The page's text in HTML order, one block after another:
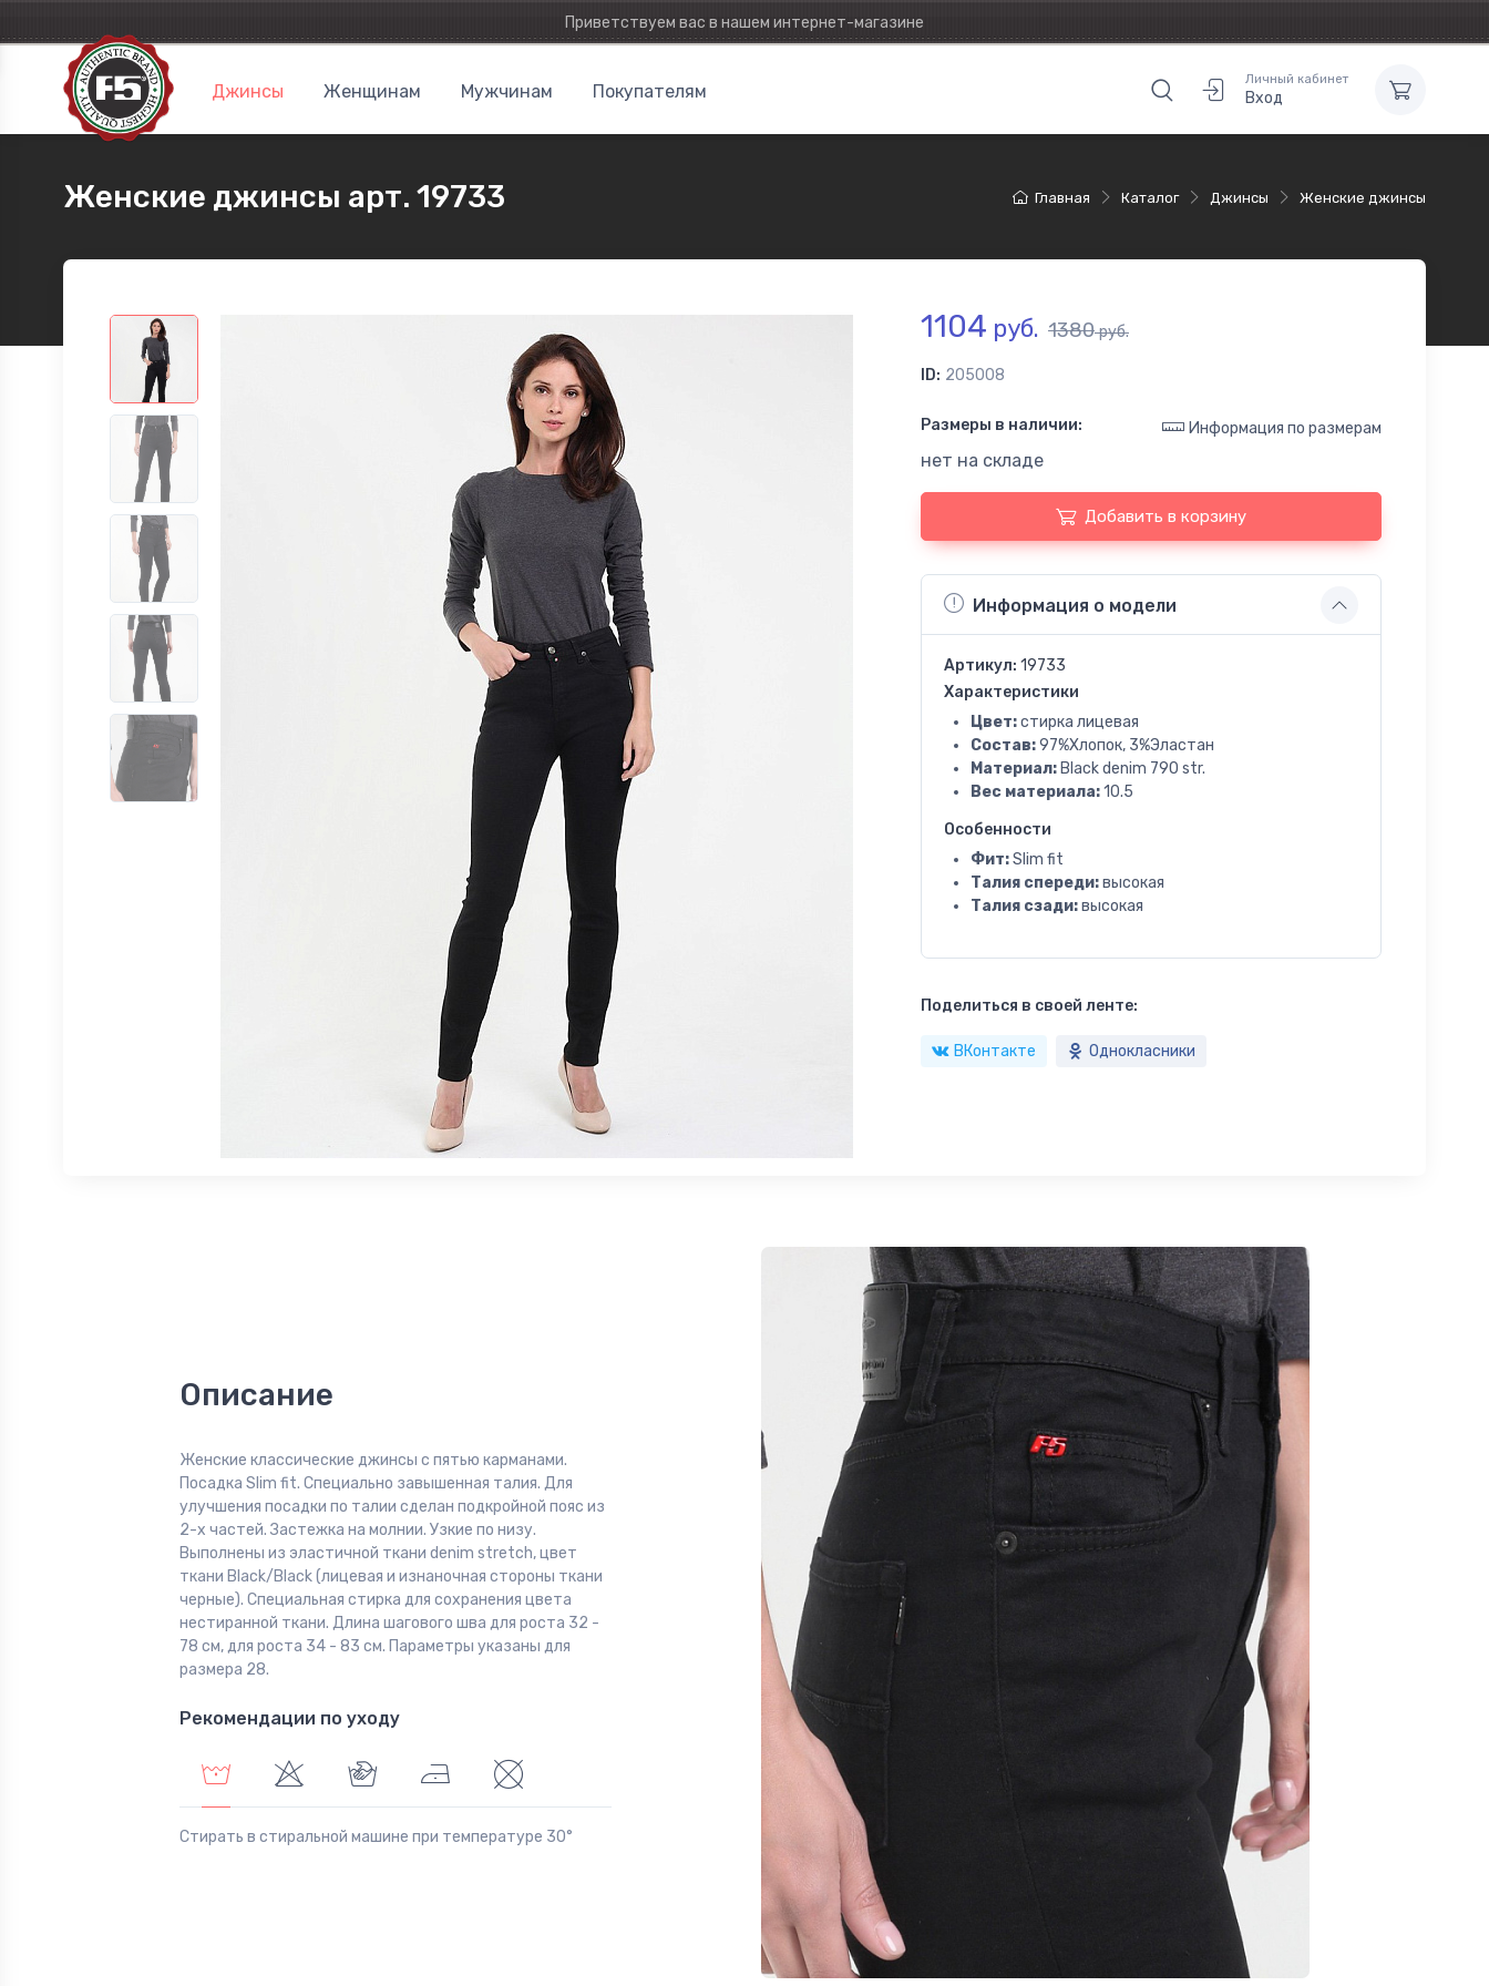
Приветствуем вас в нашем интернет-магазине
Личный кабинет
Вход
Джинсы Женщинам Мужчинам Покупателям
Главная Каталог Джинсы Женские джинсы
Женские джинсы арт. 19733
1104 руб. 1380руб.
ID: 205008
Размеры в наличии: Информация по размерам
нет на складе
Добавить в корзину
Информация о модели
Артикул: 19733
Характеристики
Цвет:стирка лицевая
Состав:97%Хлопок, 3%Эластан
Материал:Black denim 790 str.
Вес материала:10.5
Особенности
Фит:Slim fit
Талия спереди:высокая
Талия сзади:высокая
Поделиться в своей ленте:
ВКонтакте Однокласники
Описание
Женские классические джинсы с пятью карманами.
Посадка Slim fit. Специально завышенная талия. Для
улучшения посадки по талии сделан подкройной пояс из
2-х частей. Застежка на молнии. Узкие по низу.
Выполнены из эластичной ткани denim stretch, цвет
ткани Black/Black (лицевая и изнаночная стороны ткани
черные). Специальная стирка для сохранения цвета
нестиранной ткани. Длина шагового шва для роста 32 -
78 см, для роста 34 - 83 см. Параметры указаны для
размера 28.
Рекомендации по уходу
Стирать в стиральной машине при температуре 30°